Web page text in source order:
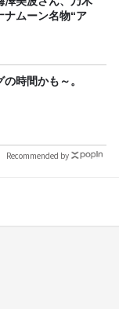
ナムーン名物“ア
時間かも～。
Recommended by